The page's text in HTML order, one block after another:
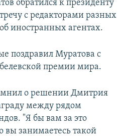
обратился к президенту
с редакторами разных
иностранных агентах.
поздравил Муратова с
премии мира.
о решении Дмитрия
между рядом
"Я бы вам за это
вы занимаетесь такой